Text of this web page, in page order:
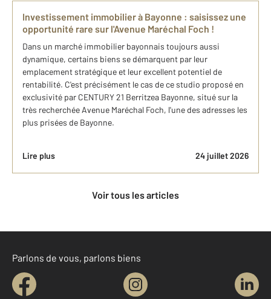
Investissement immobilier à Bayonne : saisissez une
opportunité rare sur l'Avenue Maréchal Foch !
Dans un marché immobilier bayonnais toujours aussi
dynamique, certains biens se démarquent par leur
emplacement stratégique et leur excellent potentiel de
rentabilité. C'est précisément le cas de ce studio proposé en
exclusivité par CENTURY 21 Berritzea Bayonne, situé sur la
très recherchée Avenue Maréchal Foch, l'une des adresses les
plus prisées de Bayonne.
Lire plus 24 juillet 2026
Voir tous les articles
Parlons de vous, parlons biens